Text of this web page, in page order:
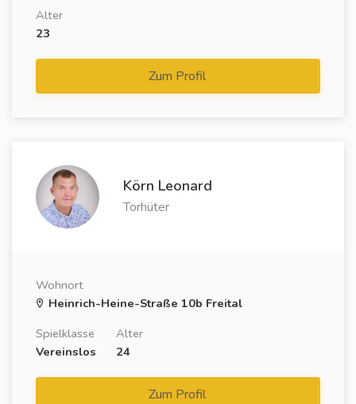
Alter
23
Zum Profil
Körn Leonard
Torhüter
Wohnort
Heinrich-Heine-Straße 10b Freital
Spielklasse
Vereinslos
Alter
24
Zum Profil